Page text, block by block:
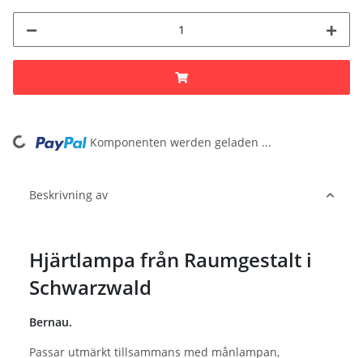
Komponenten werden geladen ...
Beskrivning av
Hjärtlampa från Raumgestalt i
Schwarzwald
Bernau.
Passar utmärkt tillsammans med månlampan,